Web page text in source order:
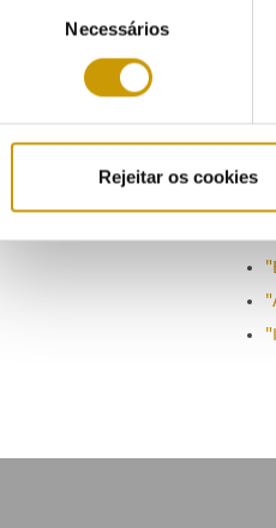
Necessários
Rejeitar os cookies